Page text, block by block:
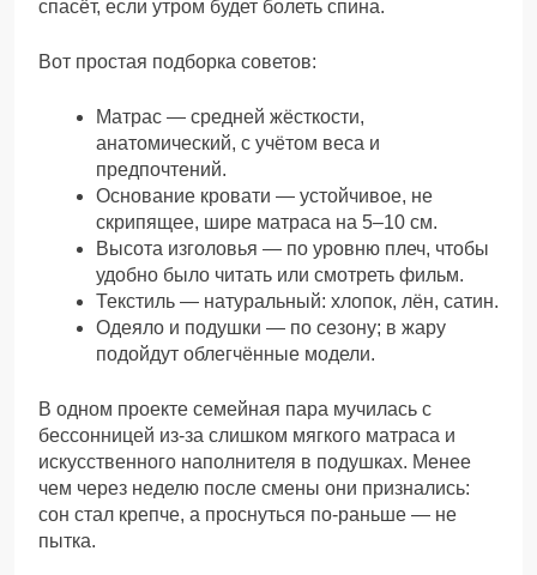
спасёт, если утром будет болеть спина.
Вот простая подборка советов:
Матрас — средней жёсткости,
анатомический, с учётом веса и
предпочтений.
Основание кровати — устойчивое, не
скрипящее, шире матраса на 5–10 см.
Высота изголовья — по уровню плеч, чтобы
удобно было читать или смотреть фильм.
Текстиль — натуральный: хлопок, лён, сатин.
Одеяло и подушки — по сезону; в жару
подойдут облегчённые модели.
В одном проекте семейная пара мучилась с
бессонницей из-за слишком мягкого матраса и
искусственного наполнителя в подушках. Менее
чем через неделю после смены они признались:
сон стал крепче, а проснуться по-раньше — не
пытка.